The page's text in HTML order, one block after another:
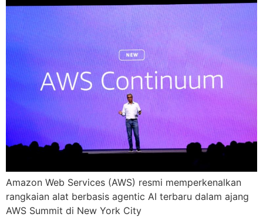
Amazon Web Services (AWS) resmi memperkenalkan
rangkaian alat berbasis agentic AI terbaru dalam ajang
AWS Summit di New York City